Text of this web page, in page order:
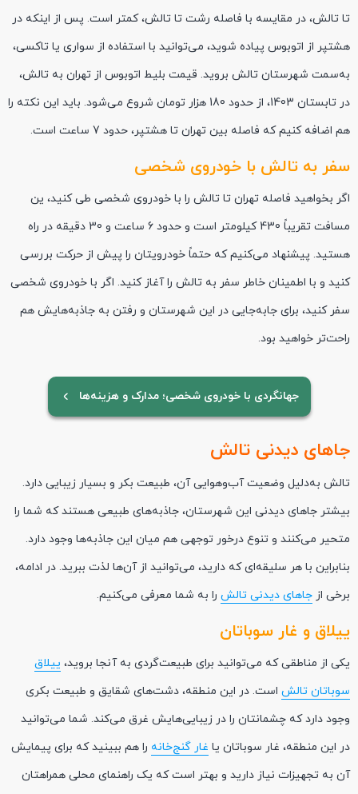
تا تالش، در مقایسه با فاصله رشت تا تالش، کمتر است. پس از اینکه در
هشتپر از اتوبوس پیاده شوید، می‌توانید با استفاده از سواری یا تاکسی،
به‌سمت شهرستان تالش بروید. قیمت بلیط اتوبوس از تهران به تالش،
در تابستان 1403، از حدود 180 هزار تومان شروع می‌شود. باید این نکته را
هم اضافه کنیم که فاصله بین تهران تا هشتپر، حدود 7 ساعت است.
سفر به تالش با خودروی شخصی
اگر بخواهید فاصله تهران تا تالش را با خودروی شخصی طی کنید، ین
مسافت تقریباً 430 کیلومتر است و حدود 6 ساعت و 30 دقیقه در راه
هستید. پیشنهاد می‌کنیم که حتماً خودرویتان را پیش از حرکت بررسی
کنید و با اطمینان خاطر سفر به تالش را آغاز کنید. اگر با خودروی شخصی
سفر کنید، برای جابه‌جایی در این شهرستان و رفتن به جاذبه‌هایش هم
راحت‌تر خواهید بود.
جهانگردی با خودروی شخصی؛ مدارک و هزینه‌ها
جاهای دیدنی تالش
تالش به‌دلیل وضعیت آب‌وهوایی آن، طبیعت بکر و بسیار زیبایی دارد.
بیشتر جاهای دیدنی این شهرستان، جاذبه‌های طبیعی هستند که شما را
متحیر می‌کنند و تنوع درخور توجهی هم میان این جاذبه‌ها وجود دارد.
بنابراین با هر سلیقه‌ای که دارید، می‌توانید از آن‌ها لذت ببرید. در ادامه،
برخی از جاهای دیدنی تالش را به شما معرفی می‌کنیم.
ییلاق و غار سوباتان
یکی از مناطقی که می‌توانید برای طبیعت‌گردی به آنجا بروید، ییلاق
سوباتان تالش است. در این منطقه، دشت‌های شقایق و طبیعت بکری
وجود دارد که چشمانتان را در زیبایی‌هایش غرق می‌کند. شما می‌توانید
در این منطقه، غار سوباتان یا غار گنج‌خانه را هم ببینید که برای پیمایش
آن به تجهیزات نیاز دارید و بهتر است که یک راهنمای محلی همراهتان